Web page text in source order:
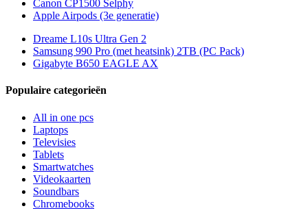
Canon CP1500 Selphy
Apple Airpods (3e generatie)
Dreame L10s Ultra Gen 2
Samsung 990 Pro (met heatsink) 2TB (PC Pack)
Gigabyte B650 EAGLE AX
Populaire categorieën
All in one pcs
Laptops
Televisies
Tablets
Smartwatches
Videokaarten
Soundbars
Chromebooks